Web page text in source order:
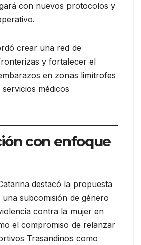
con nuevos protocolos y
crear una red de
y fortalecer el
en zonas limítrofes
médicos
con enfoque
destacó la propuesta
subcomisión de género
contra la mujer en
el compromiso de relanzar
Trasandinos como